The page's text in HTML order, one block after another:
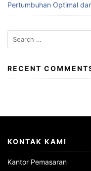
Pertumbuhan Optimal
Search
for:
RECENT
KONTAK KAMI
Kantor Pemasaran